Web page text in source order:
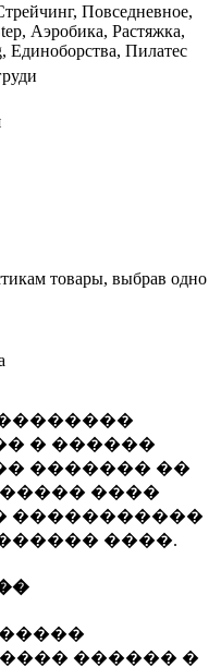
Повседневное,
Аэробика, Растяжка,
Единоборства, Пилатес
товары, выбрав одно
� ������
������� ��
����
�����������
����.
������ �